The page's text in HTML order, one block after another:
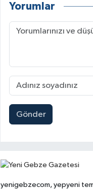
Yorumlar
Gönder
yenigebzecom, yepyeni